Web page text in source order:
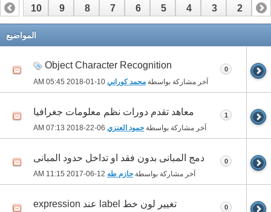
1
2
3
4
5
6
7
8
9
10
المواضيع
Object Character Recognition
آخر مشاركة بواسطة محمد كوراني 05:45 AM
0
معاهد تقدم دورات نظم معلومات جغرافيا
آخر مشاركة بواسطة حمود العنزي 07:13 AM
1
دمج المبانى بدون فقد او تداخل حدود المبانى
آخر مشاركة بواسطة حازم طه 11:15 AM
0
تغيير لون خط label عند expression 0